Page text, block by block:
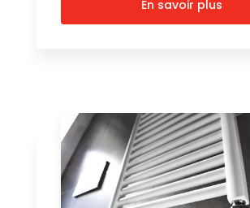
En savoir plus